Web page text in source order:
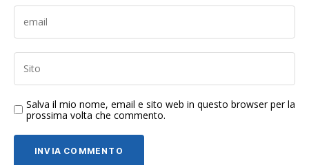
Salva il mio nome, email e sito web in questo browser per la
prossima volta che commento.